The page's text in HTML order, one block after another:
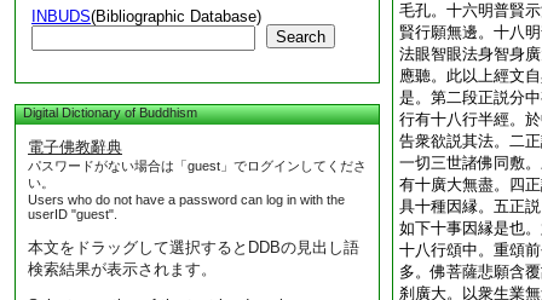
INBUDS(Bibliographic Database)
Search
Digital Dictionary of Buddhism
電子佛教辭典
パスワードがない場合は「guest」でログインしてくださ
い。
Users who do not have a password can log in with the
userID "guest".
本文をドラッグして選択するとDDBの見出し語
検索結果が表示されます。
毛孔。十六明普賢
賢行願無邊。十八
法眼智眼法身智身
應聽。此以上經文
是。第二段正説分
行有十八行半經。
告衆欲説其法。二
一切三世諸佛同敷
有十廣大無盡。四
具十種因縁。五正
如下十事因縁是也
十八行頌中。重頌
多。佛菩薩悲願含
刹廣大。以衆生業